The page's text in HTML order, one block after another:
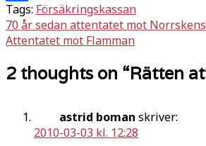
Dela
Tags: Försäkringskassan
Inläggsnavigering
70 år sedan attentatet mot
Attentatet mot Flamman
2 thoughts on “Rätten
astrid boman skriver:
2010-03-03 kl. 12:28